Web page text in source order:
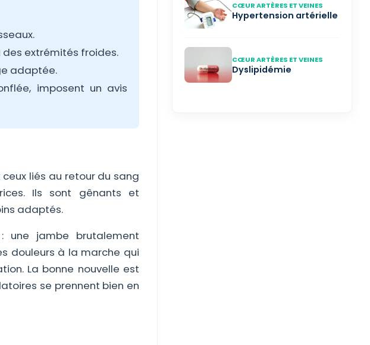
extrémités froides.
adaptée.
imposent un avis
liés au retour du sang
Ils sont gênants et
adaptés.
une jambe brutalement
douleurs à la marche qui
La bonne nouvelle est
se prennent bien en
CŒUR ARTÈRES ET VEINES
Hypertension artérielle
CŒUR ARTÈRES ET VEINES
Dyslipidémie